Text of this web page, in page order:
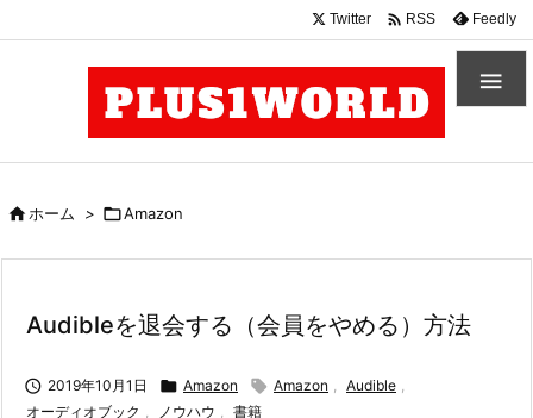

Twitter  RSS Feedly
ホーム > Amazon
Audibleを退会する（会員をやめる）方法
 2019年10月1日  Amazon  Amazon , Audible ,
オーディオブック , ノウハウ , 書籍